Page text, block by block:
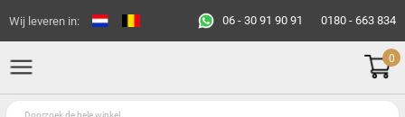
Wij leveren in: 06 - 30 91 90 91 0180 - 663 834
0